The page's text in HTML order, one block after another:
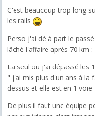
C'est beaucoup trop long
les rails
Perso j'ai déjà part le
lâché l'affaire après 70 km
La seul ou j'ai dépassé les
" j'ai mis plus d'un ans à la
dessus et elle est en 1 voie
De plus il faut une équipe